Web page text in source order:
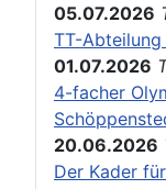
05.07.2026
TT-
01.07.2026
4-facher
20.06.2026
Der Kader